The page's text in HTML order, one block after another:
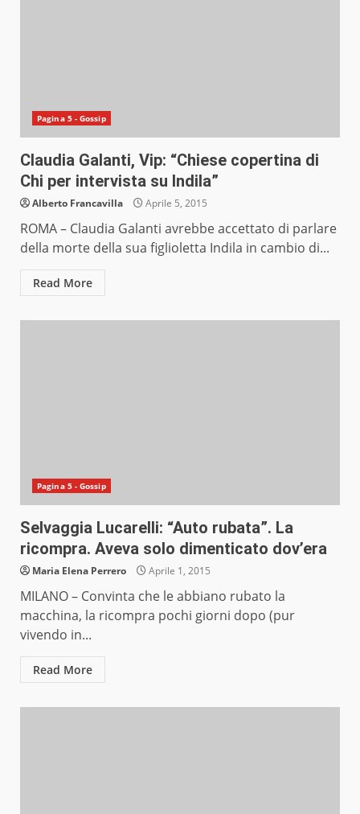
Pagina 5 - Gossip
Claudia Galanti, Vip: “Chiese copertina di
Chi per intervista su Indila”
Alberto Francavilla Aprile 5, 2015
ROMA – Claudia Galanti avrebbe accettato di parlare
della morte della sua figlioletta Indila in cambio di...
Read More
Pagina 5 - Gossip
Selvaggia Lucarelli: “Auto rubata”. La
ricompra. Aveva solo dimenticato dov’era
Maria Elena Perrero Aprile 1, 2015
MILANO – Convinta che le abbiano rubato la
macchina, la ricompra pochi giorni dopo (pur
vivendo in...
Read More